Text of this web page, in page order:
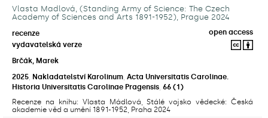
Vlasta Madlová, (Standing Army of Science: The Czech
Academy of Sciences and Arts 1891-1952), Prague 2024
recenze
open access
vydavatelská verze
Brčák, Marek
2025 Nakladatelství Karolinum Acta Universitatis Carolinae.
Historia Universitatis Carolinae Pragensis 66 (1)
Recenze na knihu: Vlasta Mádlová, Stálé vojsko vědecké: Česká
akademie věd a umění 1891-1952, Praha 2024